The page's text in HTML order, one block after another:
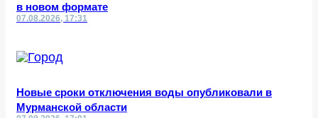
в новом формате
07.08.2026, 17:31
Новые сроки отключения воды опубликовали в
Мурманской области